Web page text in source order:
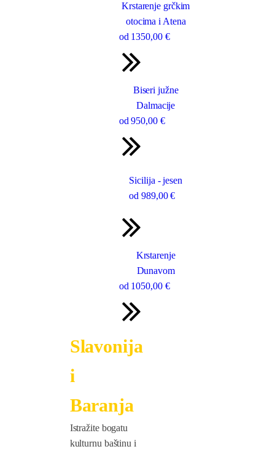
Krstarenje grčkim
otocima i Atena
od 1350,00 €
Biseri južne
Dalmacije
od950,00 €
Sicilija - jesen
od989,00 €
Krstarenje
Dunavom
od 1050,00 €
Slavonija
i
Baranja
Istražite bogatu
kulturnu baštinu i